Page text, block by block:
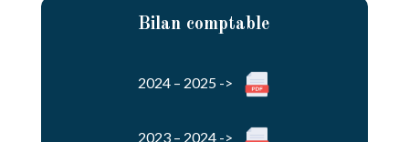
Bilan comptable
2024 – 2025 ->
2023 – 2024 ->